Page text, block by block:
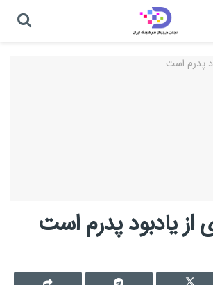
از یادبود پدرم است